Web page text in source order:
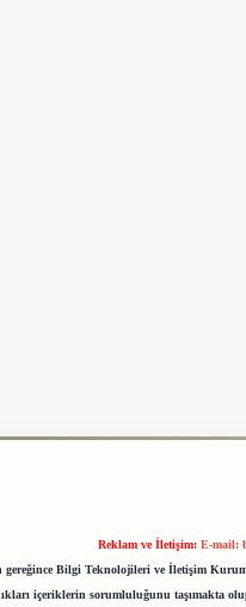
Reklam ve İletişim: E-mail:
gereğince Bilgi Teknolojileri ve İletişim
içeriklerin sorumluluğunu taşımakta